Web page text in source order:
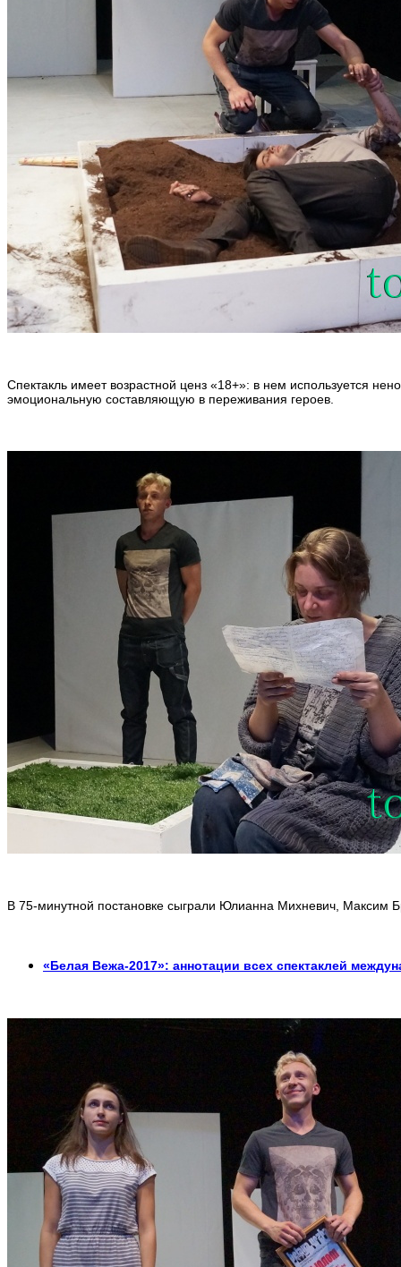
Спектакль имеет возрастной ценз «18+»: в нем используется
эмоциональную составляющую в переживания героев.
В 75-минутной постановке сыграли Юлианна Михневич, Максим
«Белая Вежа-2017»: аннотации всех спектаклей